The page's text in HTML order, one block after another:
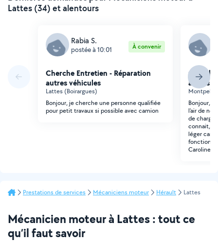
Lattes (34) et alentours
Rabia S.
postée à 10:01 À convenir
Cherche Entretien - Réparation
autres véhicules
Lattes (Boirargues)
Bonjour, je cherche une personne qualifiée
pour petit travaux si possible avec camion
autres
Bonjour,
l'air de ne
de charge
connait, je
léger car
Caroline
Prestations de services Mécaniciens moteur Hérault Lattes
Mécanicien moteur à Lattes : tout ce
qu’il faut savoir